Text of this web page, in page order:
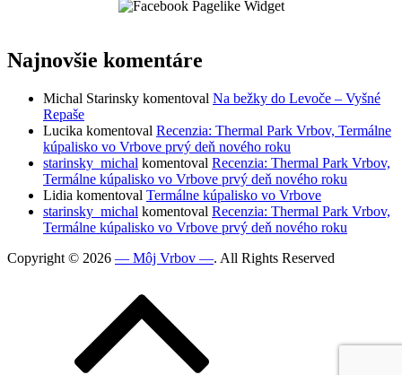
Najnovšie komentáre
Michal Starinsky komentoval Na bežky do Levoče – Vyšné
Repaše
Lucika komentoval Recenzia: Thermal Park Vrbov, Termálne
kúpalisko vo Vrbove prvý deň nového roku
starinsky_michal komentoval Recenzia: Thermal Park Vrbov,
Termálne kúpalisko vo Vrbove prvý deň nového roku
Lidia komentoval Termálne kúpalisko vo Vrbove
starinsky_michal komentoval Recenzia: Thermal Park Vrbov,
Termálne kúpalisko vo Vrbove prvý deň nového roku
Copyright © 2026 — Môj Vrbov —. All Rights Reserved